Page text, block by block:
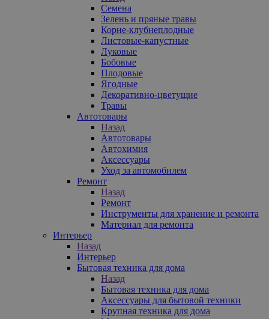
Семена
Зелень и пряные травы
Корне-клубнеплодные
Листовые-капустные
Луковые
Бобовые
Плодовые
Ягодные
Декоративно-цветущие
Травы
Автотовары
Назад
Автотовары
Автохимия
Аксессуары
Уход за автомобилем
Ремонт
Назад
Ремонт
Инструменты для хранение и ремонта
Материал для ремонта
Интерьер
Назад
Интерьер
Бытовая техника для дома
Назад
Бытовая техника для дома
Аксессуары для бытовой техники
Крупная техника для дома